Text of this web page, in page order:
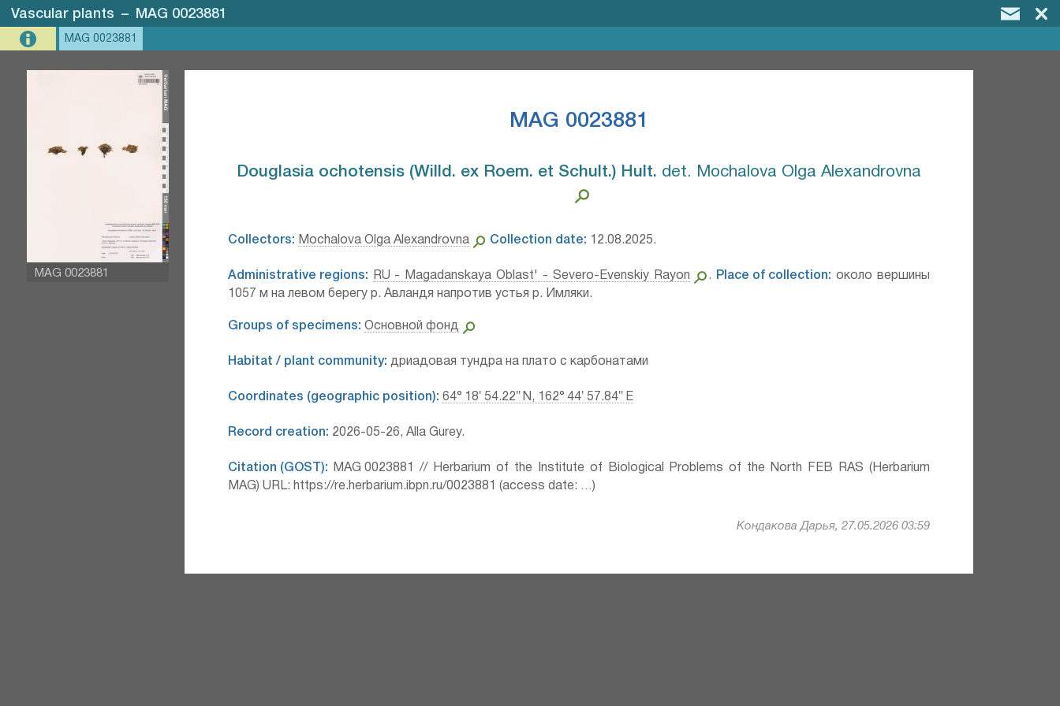
Vascular plants – MAG 0023881
MAG 0023881
MAG 0023881
MAG 0023881
Douglasia ochotensis (Willd. ex Roem. et Schult.) Hult.⁣ det. Mochalova Olga Alexandrovna
Collectors: Mochalova Olga Alexandrovna Collection date: 12.08.2025.
Administrative regions: RU - Magadanskaya Oblast' - Severo-Evenskiy Rayon . Place of collection: около вершины
1057 м на левом берегу р. Авландя напротив устья р. Имляки.
Groups of specimens: Основной фонд
Habitat / plant community: дриадовая тундра на плато с карбонатами
Coordinates (geographic position): 64° 18′ 54.22″ N, 162° 44′ 57.84″ E
Record creation: 2026-05-26, Alla Gurey.
Citation (GOST): MAG 0023881 // Herbarium of the Institute of Biological Problems of the North FEB RAS (Herbarium
MAG) URL: https://re.herbarium.ibpn.ru/0023881 (access date: …)
Кондакова Дарья, 27.05.2026 03:59